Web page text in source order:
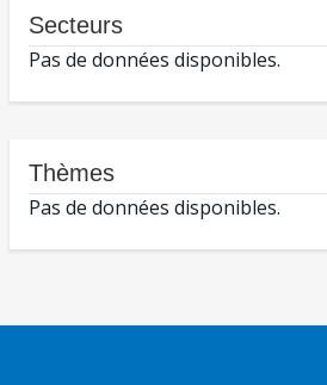
Secteurs
Pas de données disponibles.
Thèmes
Pas de données disponibles.